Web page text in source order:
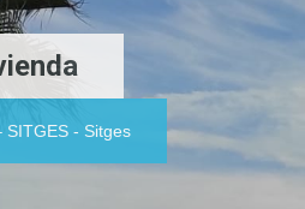
SITGES - Sitges